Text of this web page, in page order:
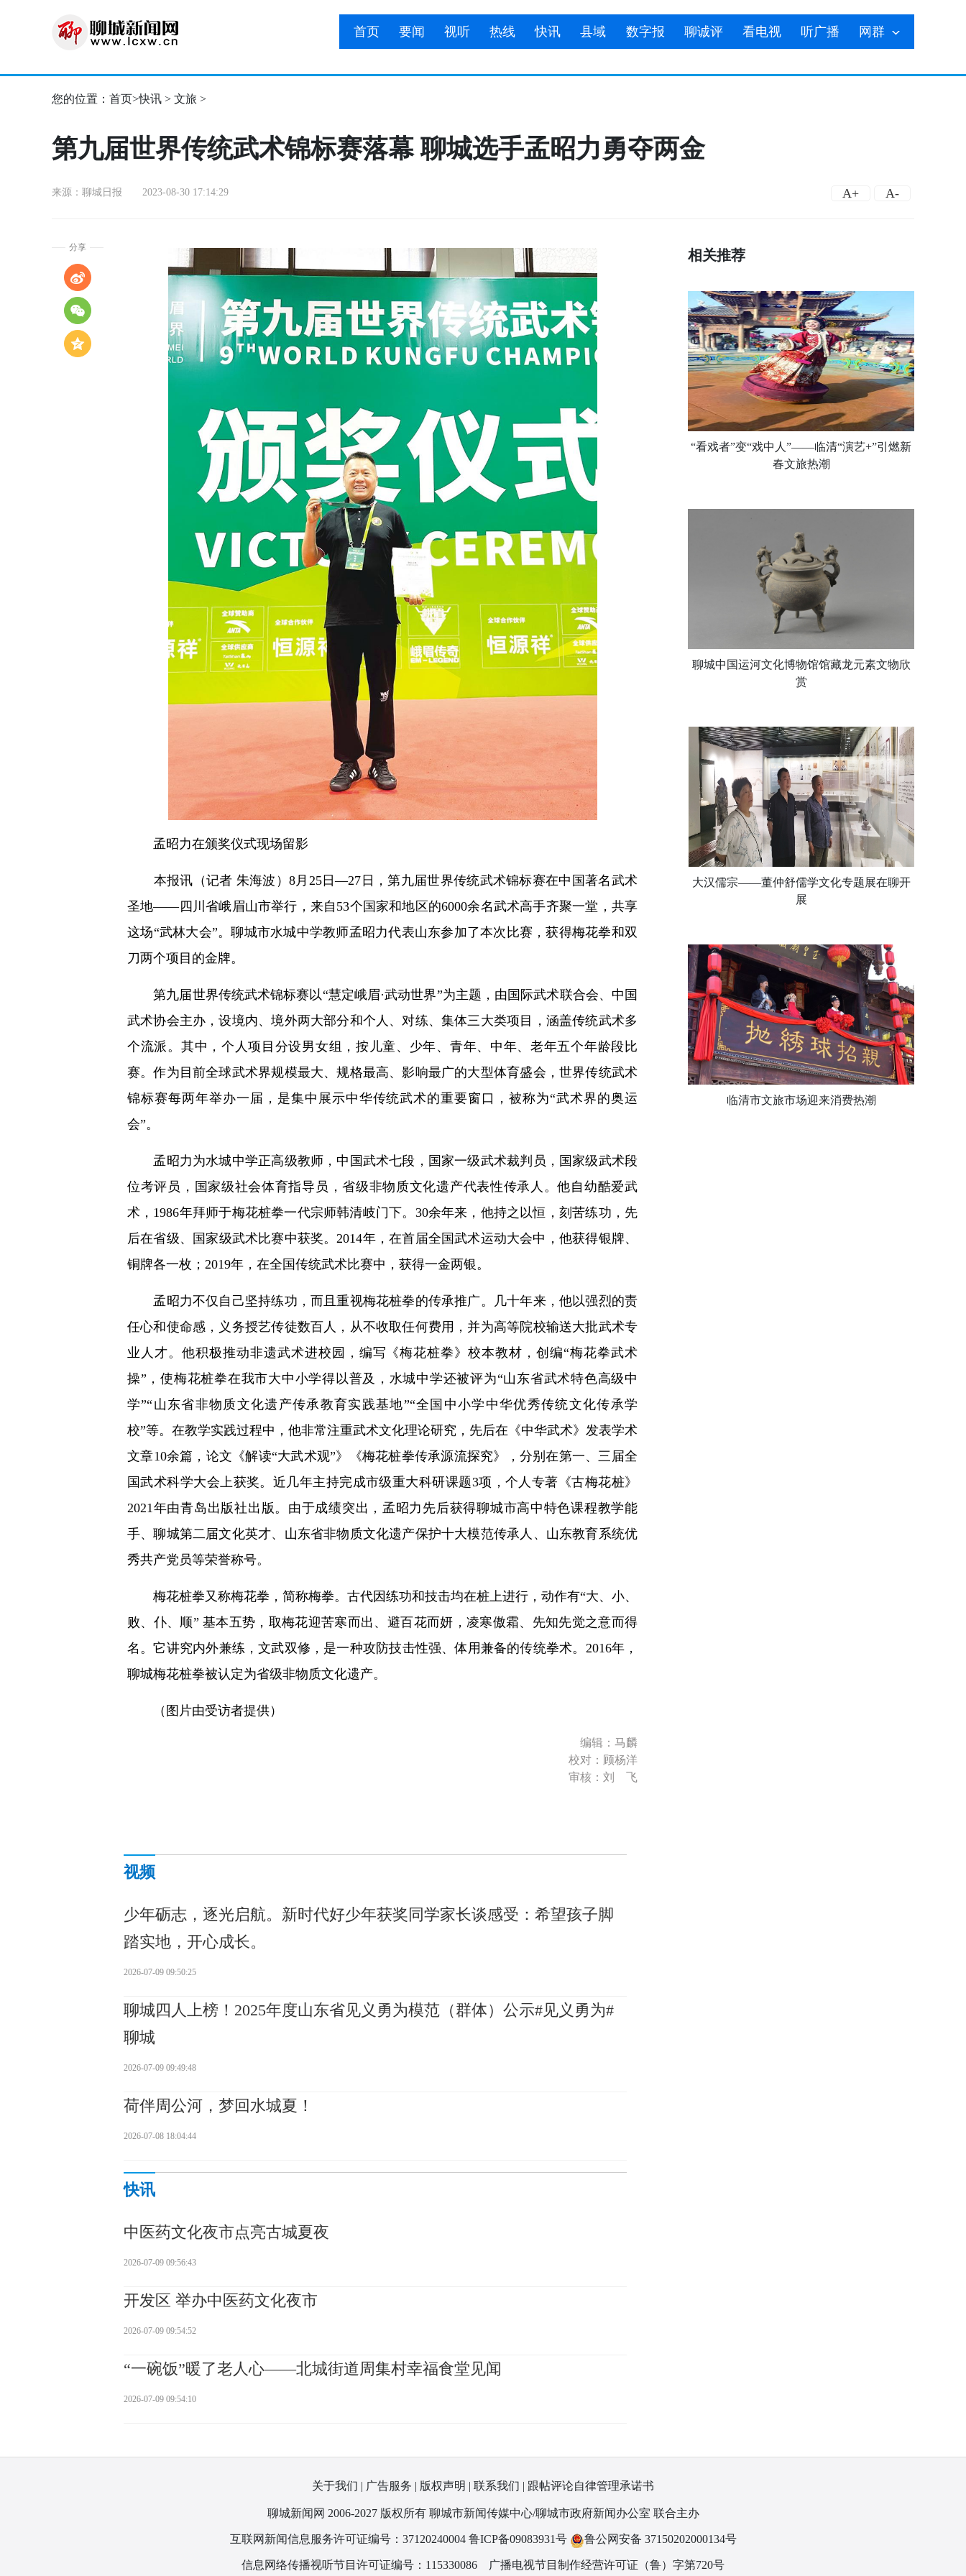
首页 要闻 视听 热线 快讯 县域 数字报 聊诚评 看电视 听广播 网群
您的位置： 首页>快讯 > 文旅 >
第九届世界传统武术锦标赛落幕 聊城选手孟昭力勇夺两金
来源：聊城日报 2023-08-30 17:14:29 A+ A-
分享
孟昭力在颁奖仪式现场留影
本报讯（记者 朱海波）8月25日—27日，第九届世界传统武术锦标赛在中国著名武术
圣地——四川省峨眉山市举行，来自53个国家和地区的6000余名武术高手齐聚一堂，共享
这场“武林大会”。聊城市水城中学教师孟昭力代表山东参加了本次比赛，获得梅花拳和双
刀两个项目的金牌。
第九届世界传统武术锦标赛以“慧定峨眉·武动世界”为主题，由国际武术联合会、中国
武术协会主办，设境内、境外两大部分和个人、对练、集体三大类项目，涵盖传统武术多
个流派。其中，个人项目分设男女组，按儿童、少年、青年、中年、老年五个年龄段比
赛。作为目前全球武术界规模最大、规格最高、影响最广的大型体育盛会，世界传统武术
锦标赛每两年举办一届，是集中展示中华传统武术的重要窗口，被称为“武术界的奥运
会”。
孟昭力为水城中学正高级教师，中国武术七段，国家一级武术裁判员，国家级武术段
位考评员，国家级社会体育指导员，省级非物质文化遗产代表性传承人。他自幼酷爱武
术，1986年拜师于梅花桩拳一代宗师韩清岐门下。30余年来，他持之以恒，刻苦练功，先
后在省级、国家级武术比赛中获奖。2014年，在首届全国武术运动大会中，他获得银牌、
铜牌各一枚；2019年，在全国传统武术比赛中，获得一金两银。
孟昭力不仅自己坚持练功，而且重视梅花桩拳的传承推广。几十年来，他以强烈的责
任心和使命感，义务授艺传徒数百人，从不收取任何费用，并为高等院校输送大批武术专
业人才。他积极推动非遗武术进校园，编写《梅花桩拳》校本教材，创编“梅花拳武术
操”，使梅花桩拳在我市大中小学得以普及，水城中学还被评为“山东省武术特色高级中
学”“山东省非物质文化遗产传承教育实践基地”“全国中小学中华优秀传统文化传承学
校”等。在教学实践过程中，他非常注重武术文化理论研究，先后在《中华武术》发表学术
文章10余篇，论文《解读“大武术观”》《梅花桩拳传承源流探究》，分别在第一、三届全
国武术科学大会上获奖。近几年主持完成市级重大科研课题3项，个人专著《古梅花桩》
2021年由青岛出版社出版。由于成绩突出，孟昭力先后获得聊城市高中特色课程教学能
手、聊城第二届文化英才、山东省非物质文化遗产保护十大模范传承人、山东教育系统优
秀共产党员等荣誉称号。
梅花桩拳又称梅花拳，简称梅拳。古代因练功和技击均在桩上进行，动作有“大、小、
败、仆、顺” 基本五势，取梅花迎苦寒而出、避百花而妍，凌寒傲霜、先知先觉之意而得
名。它讲究内外兼练，文武双修，是一种攻防技击性强、体用兼备的传统拳术。2016年，
聊城梅花桩拳被认定为省级非物质文化遗产。
（图片由受访者提供）
编辑：马麟
校对：顾杨洋
审核：刘 飞
相关推荐
“看戏者”变“戏中人”——临清“演艺+”引燃新
春文旅热潮
聊城中国运河文化博物馆馆藏龙元素文物欣
赏
大汉儒宗——董仲舒儒学文化专题展在聊开
展
临清市文旅市场迎来消费热潮
视频
少年砺志，逐光启航。新时代好少年获奖同学家长谈感受：希望孩子脚
踏实地，开心成长。
2026-07-09 09:50:25
聊城四人上榜！2025年度山东省见义勇为模范（群体）公示#见义勇为#
聊城
2026-07-09 09:49:48
荷伴周公河，梦回水城夏！
2026-07-08 18:04:44
快讯
中医药文化夜市点亮古城夏夜
2026-07-09 09:56:43
开发区 举办中医药文化夜市
2026-07-09 09:54:52
“一碗饭”暖了老人心——北城街道周集村幸福食堂见闻
2026-07-09 09:54:10
关于我们 | 广告服务 | 版权声明 | 联系我们 | 跟帖评论自律管理承诺书
聊城新闻网 2006-2027 版权所有 聊城市新闻传媒中心/聊城市政府新闻办公室 联合主办
互联网新闻信息服务许可证编号：37120240004 鲁ICP备09083931号 鲁公网安备 37150202000134号
信息网络传播视听节目许可证编号：115330086 广播电视节目制作经营许可证（鲁）字第720号